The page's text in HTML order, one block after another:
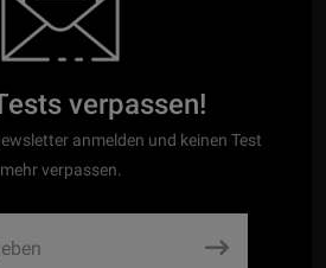
verpassen!
anmelden und keinen Test
mehr verpassen.